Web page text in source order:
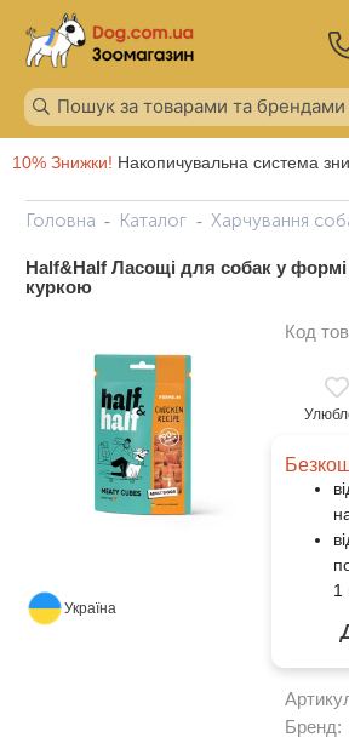
10% Знижки! Накопичувальна система
Головна Каталог Харчування
Half&Half Ласощі для собак у формі
куркою
Україна
Код
1
Бренд: